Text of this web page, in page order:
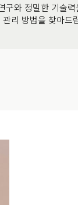
구와 정밀한 기술
리 방법을 찾아드